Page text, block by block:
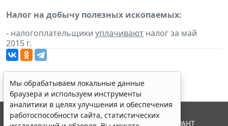
Налог на добычу полезных ископаемых:
- налогоплательщики уплачивают налог за май
2015 г.
Мы обрабатываем локальные данные
браузера и используем инструменты
аналитики в целях улучшения и обеспечения
работоспособности сайта, статистических
© ООО "НПП "ГАРАНТ-СЕРВИС", 2026. Система ГАРАНТ